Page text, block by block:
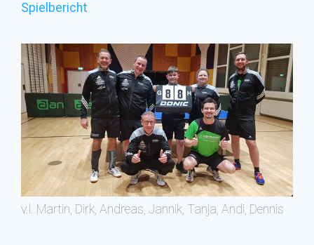
Spielbericht
v.l. Martin, Dirk, Andreas, Jannik, Tanja, Andi, Dennis